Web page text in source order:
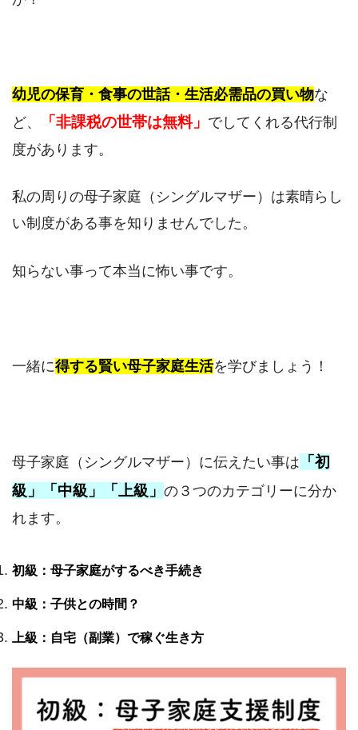
幼児の保育・食事の世話・生活必需品の買い物な
ど、
「非課税の世帯は無料」 でしてくれる代行制
度があります。
私の周りの母子家庭（シングルマザー）は素晴らし
い制度がある事を知りませんでした。
知らない事って本当に怖い事です。
一緒に得する賢い母子家庭生活を学びましょう！
母子家庭（シングルマザー）に伝えたい事は 「初
級」「中級」「上級」 の３つのカテゴリーに分か
れます。
初級：母子家庭がするべき手続き
中級：子供との時間？
上級：自宅（副業）で稼ぐ生き方